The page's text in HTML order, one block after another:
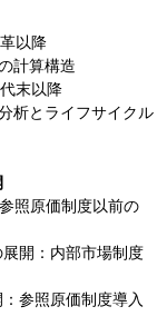
以降
計算構造
末以降
析とライフサイクル
照原価制度以前の
開：内部市場制度
参照原価制度導入